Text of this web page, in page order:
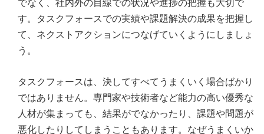
でなく、社内外の目線での状況や進捗の把握も大切で
す。タスクフォースでの実績や課題解決の成果を把握し
て、ネクストアクションにつなげていくようにしましょ
う。
タスクフォースは、決してすべてうまくいく場合ばかり
ではありません。専門家や技術者など能力の高い優秀な
人材が集まっても、結果がでなかったり、課題や問題が
悪化したりしてしまうこともあります。なぜうまくいか